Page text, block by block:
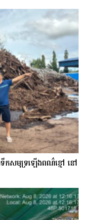
ណីទឹកសមុទ្រឡើងពណ៌ខ្មៅ នៅ